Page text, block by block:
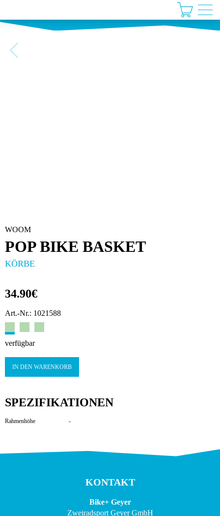
WOOM
POP BIKE BASKET
KÖRBE
34.90€
Art.-Nr.: 1021588
verfügbar
IN DEN WARENKORB
SPEZIFIKATIONEN
Rahmenhöhe -
KONTAKT
Bike+ Geyer
Zweiradsport Geyer GmbH